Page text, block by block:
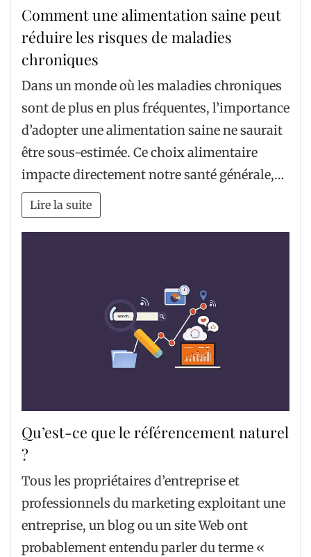
Comment une alimentation saine peut
réduire les risques de maladies
chroniques
Dans un monde où les maladies chroniques
sont de plus en plus fréquentes, l’importance
d’adopter une alimentation saine ne saurait
être sous-estimée. Ce choix alimentaire
impacte directement notre santé générale,…
Lire la suite
Qu’est-ce que le référencement naturel
?
Tous les propriétaires d’entreprise et
professionnels du marketing exploitant une
entreprise, un blog ou un site Web ont
probablement entendu parler du terme «